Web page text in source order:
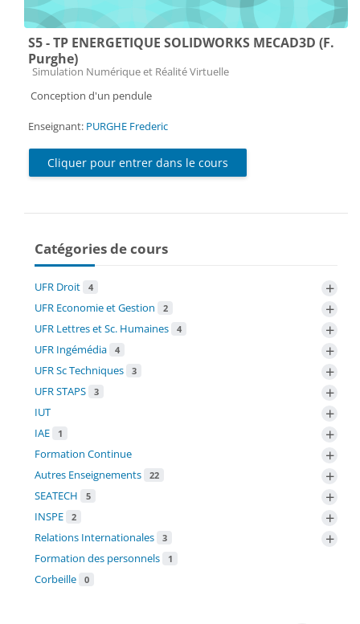
S5 - TP ENERGETIQUE SOLIDWORKS MECAD3D (F.
Purghe)
Catégorie de cours
Simulation Numérique et Réalité Virtuelle
Conception d'un pendule
Enseignant: PURGHE Frederic
Cliquer pour entrer dans le cours
Catégories de cours
UFR Droit 4 +
UFR Economie et Gestion 2 +
UFR Lettres et Sc. Humaines 4 +
UFR Ingémédia 4 +
UFR Sc Techniques 3 +
UFR STAPS 3 +
IUT +
IAE 1 +
Formation Continue +
Autres Enseignements 22 +
SEATECH 5 +
INSPE 2 +
Relations Internationales 3 +
Formation des personnels 1
Corbeille 0